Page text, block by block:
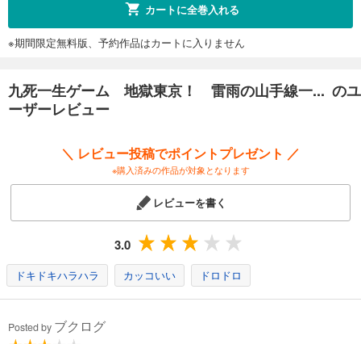
カートに全巻入れる
※期間限定無料版、予約作品はカートに入りません
九死一生ゲーム 地獄東京！ 雷雨の山手線一... のユ
ーザーレビュー
＼ レビュー投稿でポイントプレゼント ／
※購入済みの作品が対象となります
レビューを書く
3.0
ドキドキハラハラ カッコいい ドロドロ
Posted by ブクログ